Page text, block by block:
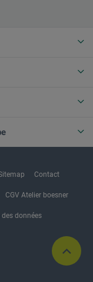
Contact
CGV Atelier boesner
données